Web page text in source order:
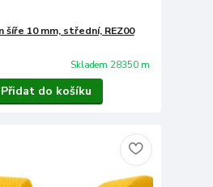
10 mm, střední, REZ00
Skladem 28350 m
Přidat do košíku